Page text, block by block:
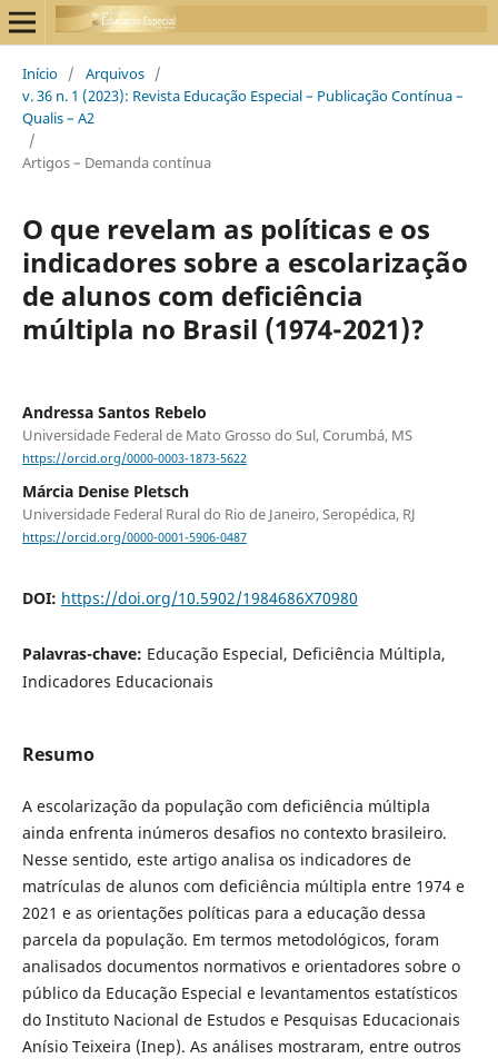
Início / Arquivos /
v. 36 n. 1 (2023): Revista Educação Especial – Publicação Contínua –
Qualis – A2
/
Artigos – Demanda contínua
O que revelam as políticas e os
indicadores sobre a escolarização
de alunos com deficiência
múltipla no Brasil (1974-2021)?
Andressa Santos Rebelo
Universidade Federal de Mato Grosso do Sul, Corumbá, MS
https://orcid.org/0000-0003-1873-5622
Márcia Denise Pletsch
Universidade Federal Rural do Rio de Janeiro, Seropédica, RJ
https://orcid.org/0000-0001-5906-0487
DOI: https://doi.org/10.5902/1984686X70980
Palavras-chave: Educação Especial, Deficiência Múltipla,
Indicadores Educacionais
Resumo
A escolarização da população com deficiência múltipla
ainda enfrenta inúmeros desafios no contexto brasileiro.
Nesse sentido, este artigo analisa os indicadores de
matrículas de alunos com deficiência múltipla entre 1974 e
2021 e as orientações políticas para a educação dessa
parcela da população. Em termos metodológicos, foram
analisados documentos normativos e orientadores sobre o
público da Educação Especial e levantamentos estatísticos
do Instituto Nacional de Estudos e Pesquisas Educacionais
Anísio Teixeira (Inep). As análises mostraram, entre outros